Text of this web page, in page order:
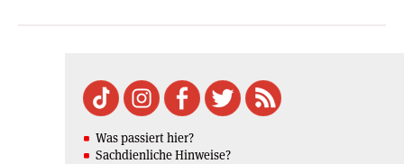
Was passiert hier?
Sachdienliche Hinweise?